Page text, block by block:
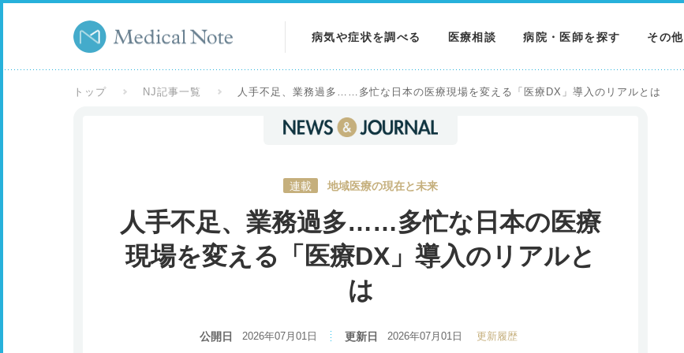
病気や症状を調べる
症状を調べる
医療相談 病院・医師を探す その他
トップ NJ記事一覧 人手不足、業務過多……多忙な日本の医療現場を変える「医療DX」導入のリアルとは
連載 地域医療の現在と未来
人手不足、業務過多……多忙な日本の医療
現場を変える「医療DX」導入のリアルと
は
公開日 2026年07月01日 更新日 2026年07月01日 更新履歴